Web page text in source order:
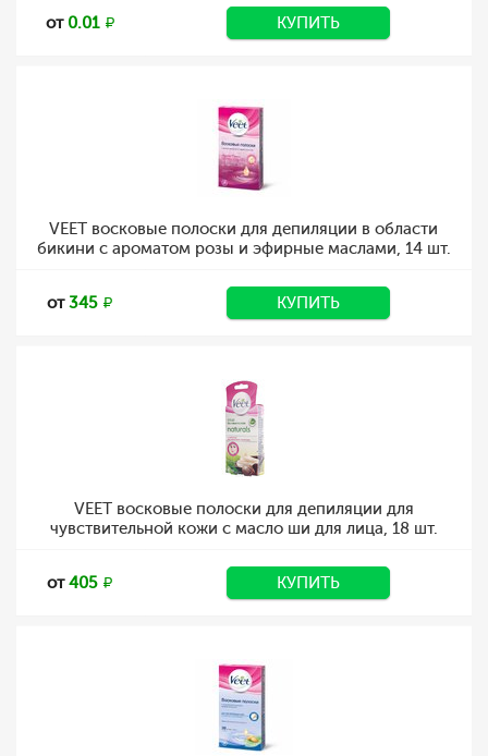
от 0.01 КУПИТЬ
VEET восковые полоски для депиляции в области
бикини с ароматом розы и эфирные маслами, 14 шт.
от345 КУПИТЬ
VEET восковые полоски для депиляции для
чувствительной кожи с масло ши для лица, 18 шт.
от405 КУПИТЬ